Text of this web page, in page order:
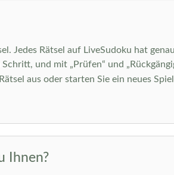
Jedes Rätsel auf LiveSudoku hat
und mit „Prüfen“ und
aus oder starten Sie ein neues
Ihnen?